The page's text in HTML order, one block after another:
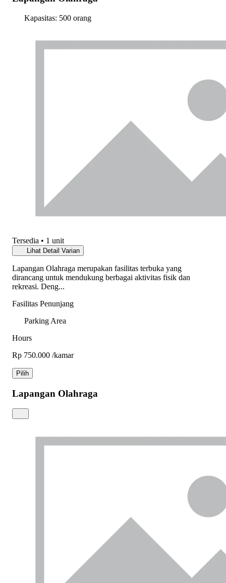
Kapasitas: 500 orang
Tersedia • 1 unit
Lihat Detail Varian
Lapangan Olahraga merupakan fasilitas terbuka yang
dirancang untuk mendukung berbagai aktivitas fisik dan
rekreasi. Deng...
Fasilitas Penunjang
Parking Area
Hours
Rp 750.000 /kamar
Pilih
Lapangan Olahraga